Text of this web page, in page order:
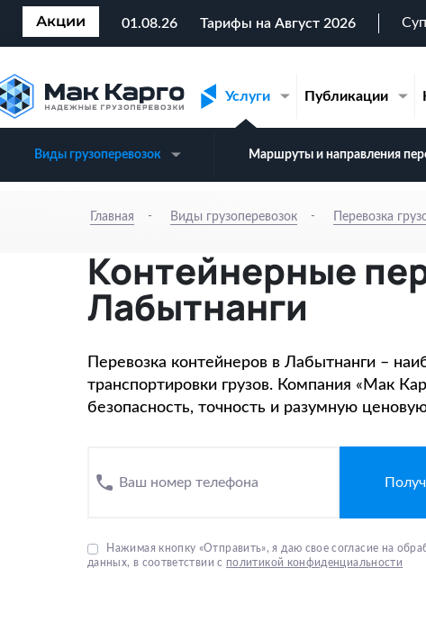
Акции 01.08.26 Тарифы на Август 2026
Услуги
Виды грузоперевозок Маршруты и направления
Публикации
Главная - Виды грузоперевозок - Перевозка
Контейнерные
Лабытнанги
Перевозка контейнеров в Лабытнанги –
транспортировки грузов. Компания «Мак
безопасность, точность и разумную
Ваш номер телефона
Нажимая кнопку «Отправить», я даю свое согласие на
данных, в соответствии с политикой конфиденциальности